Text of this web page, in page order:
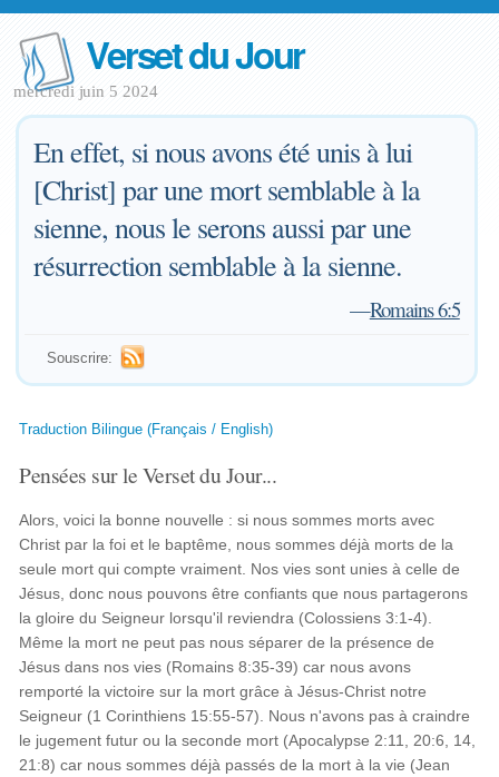
Verset du Jour
mercredi juin 5 2024
En effet, si nous avons été unis à lui
[Christ] par une mort semblable à la
sienne, nous le serons aussi par une
résurrection semblable à la sienne.
—Romains 6:5
Souscrire:
Traduction Bilingue (Français / English)
Pensées sur le Verset du Jour...
Alors, voici la bonne nouvelle : si nous sommes morts avec
Christ par la foi et le baptême, nous sommes déjà morts de la
seule mort qui compte vraiment. Nos vies sont unies à celle de
Jésus, donc nous pouvons être confiants que nous partagerons
la gloire du Seigneur lorsqu'il reviendra (Colossiens 3:1-4).
Même la mort ne peut pas nous séparer de la présence de
Jésus dans nos vies (Romains 8:35-39) car nous avons
remporté la victoire sur la mort grâce à Jésus-Christ notre
Seigneur (1 Corinthiens 15:55-57). Nous n'avons pas à craindre
le jugement futur ou la seconde mort (Apocalypse 2:11, 20:6, 14,
21:8) car nous sommes déjà passés de la mort à la vie (Jean